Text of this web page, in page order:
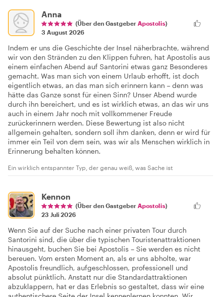
Anna
(Über den Gastgeber Apostolis)
3 August 2026
Indem er uns die Geschichte der Insel näherbrachte, während
wir von den Stränden zu den Klippen fuhren, hat Apostolis aus
einem einfachen Abend auf Santorini etwas ganz Besonderes
gemacht. Was man sich von einem Urlaub erhofft, ist doch
eigentlich etwas, an das man sich erinnern kann – denn was
hätte das Ganze sonst für einen Sinn? Unser Abend wurde
durch ihn bereichert, und es ist wirklich etwas, an das wir uns
auch in einem Jahr noch mit vollkommener Freude
zurückerinnern werden. Diese Bewertung ist also nicht
allgemein gehalten, sondern soll ihm danken, denn er wird für
immer ein Teil von dem sein, was wir als Menschen wirklich in
Erinnerung behalten können.
Ein wirklich entspannter Typ, der genau weiß, was Sache ist
Kennon
(Über den Gastgeber Apostolis)
23 Juli 2026
Wenn Sie auf der Suche nach einer privaten Tour durch
Santorini sind, die über die typischen Touristenattraktionen
hinausgeht, buchen Sie bei Apostolis – Sie werden es nicht
bereuen. Vom ersten Moment an, als er uns abholte, war
Apostolis freundlich, aufgeschlossen, professionell und
absolut pünktlich. Anstatt nur die Standardattraktionen
abzuklappern, hat er das Erlebnis so gestaltet, dass wir eine